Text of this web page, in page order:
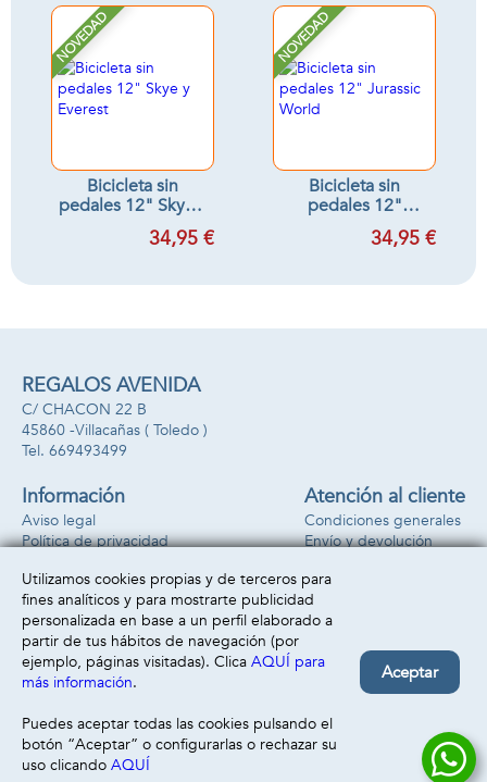
NOVEDAD
Bicicleta sin
pedales 12" Skye y
Everest34,95 €
NOVEDAD
Bicicleta sin
pedales 12"
Jurassic World
34,95 €
REGALOS AVENIDA
C/ CHACON 22 B
45860 -Villacañas ( Toledo )
669493499
Información
Aviso legal
Política de privacidad
Atención al cliente
Condiciones generales
Envío y devolución
Formas de pago
Utilizamos cookies propias y de terceros para
fines analíticos y para mostrarte publicidad
personalizada en base a un perfil elaborado a
partir de tus hábitos de navegación (por
ejemplo, páginas visitadas). Clica AQUÍ para
más información.
Puedes aceptar todas las cookies pulsando el
botón “Aceptar” o configurarlas o rechazar su
uso clicando AQUÍ
Aceptar